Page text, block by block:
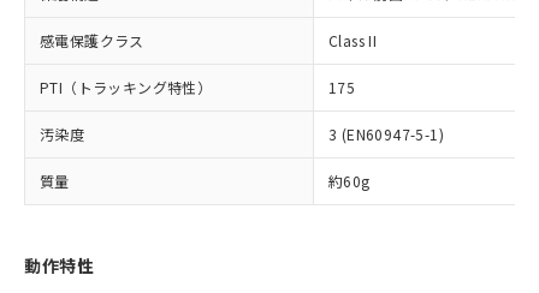
感電保護クラス Class II
PTI（トラッキング特性） 175
汚染度 3 (EN60947-5-1)
質量 約60g
動作特性
在庫状況および標準価格結果を当社の
事前の承諾なく第三者に漏洩または開
示しないようお願いします。
マイパーツ機能（部品リスト作成サー
ビス）をご利用いただくには、I-Web
メンバーズにご登録されている必要が
あります。
部品在庫の切り替え状況などにより、予定
月が前後することがあります。
「ｅ」：有害物質（10物質）のすべてが基
準値以下であることを示します。
「10」：通常の使用状況下において有害物
質が外部に漏えいし、環境に深刻な影響を
及ぼさない年数を意味します。
「－」：未確認です。当社販売部門へお問
当社は、貴社製品を第三者に販売する
場合は、上記1、2および3の内容を当
該第三者に通知します。また当社は、
販売先および販売に係わる関係者が違
法に輸出するおそれがある場合は、取
り引きをいたしません。
たはお客様担当のオムロン制御
機器販売店・当社販売員にご確
認ください)
受注生産機種、また在庫状況の
情報を公開していない機種